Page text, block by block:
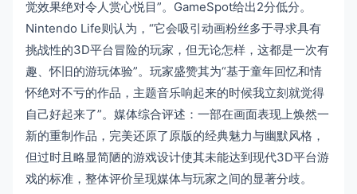
觉效果绝对令人赏心悦目”。GameSpot给出2分低分。
Nintendo Life则认为，“它会吸引动画粉丝多于寻求具有
挑战性的3D平台冒险的玩家，但无论怎样，这都是一次有
趣、怀旧的游玩体验”。玩家盛赞其为“基于童年回忆和情
怀绝对不亏的作品，主题音乐响起来的时候我立刻就觉得
自己好起来了”。媒体综合评述：一部在画面表现上焕然一
新的重制作品，完美还原了原版的经典魅力与幽默风格，
但过时且略显简陋的游戏设计使其未能达到现代3D平台游
戏的标准，整体评价呈现媒体与玩家之间的显著分歧。